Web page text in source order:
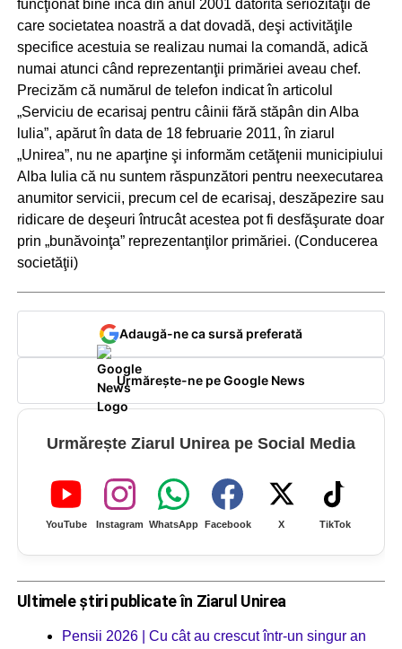
funcţionat bine încă din anul 2001 datorită seriozităţii de
care societatea noastră a dat dovadă, deşi activităţile
specifice acestuia se realizau numai la comandă, adică
numai atunci când reprezentanţii primăriei aveau chef.
Precizăm că numărul de telefon indicat în articolul
„Serviciu de ecarisaj pentru câinii fără stăpân din Alba
lulia”, apărut în data de 18 februarie 2011, în ziarul
„Unirea”, nu ne aparţine şi informăm cetăţenii municipiului
Alba Iulia că nu suntem răspunzători pentru neexecutarea
anumitor servicii, precum cel de ecarisaj, deszăpezire sau
ridicare de deşeuri întrucât acestea pot fi desfăşurate doar
prin „bunăvoinţa” reprezentanţilor primăriei. (Conducerea
societăţii)
Adaugă-ne ca sursă preferată
Urmărește-ne pe Google News
Urmărește Ziarul Unirea pe Social Media
YouTube Instagram WhatsApp Facebook X TikTok
Ultimele știri publicate în Ziarul Unirea
Pensii 2026 | Cu cât au crescut într-un singur an